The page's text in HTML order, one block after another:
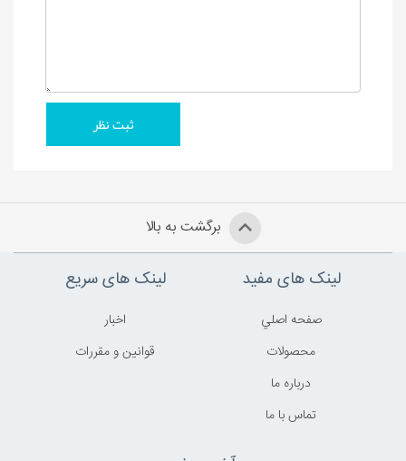
برگشت به بالا
لینک های مفید
صفحه اصلي
محصولات
درباره ما
تماس با ما
لینک های سریع
اخبار
قوانين و مقررات